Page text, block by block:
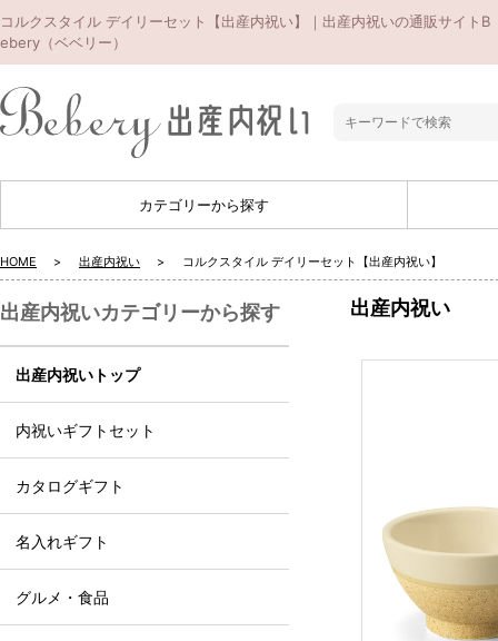
コルクスタイル デイリーセット【出産内祝い】｜出産内祝いの通販サイトB
ebery（ベベリー）
カテゴリーから探す
HOME 出産内祝い コルクスタイル デイリーセット【出産内祝い】
出産内祝い
出産内祝いカテゴリーから探す
出産内祝いトップ
内祝いギフトセット
カタログギフト
名入れギフト
グルメ・食品